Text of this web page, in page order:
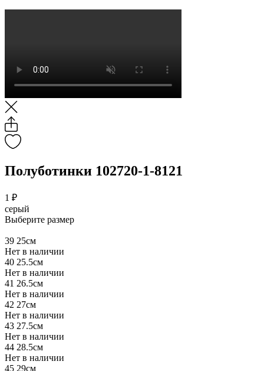
Полуботинки 102720-1-8121
1 ₽
серый
Выберите размер
39 25см
Нет в наличии
40 25.5см
Нет в наличии
41 26.5см
Нет в наличии
42 27см
Нет в наличии
43 27.5см
Нет в наличии
44 28.5см
Нет в наличии
45 29см